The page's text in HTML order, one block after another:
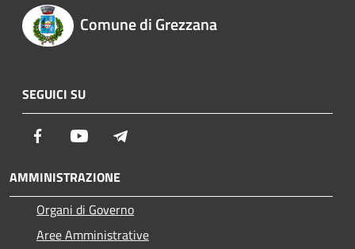
Comune di Grezzana
SEGUICI SU
Facebook Youtube
AMMINISTRAZIONE
Organi di Governo
Aree Amministrative